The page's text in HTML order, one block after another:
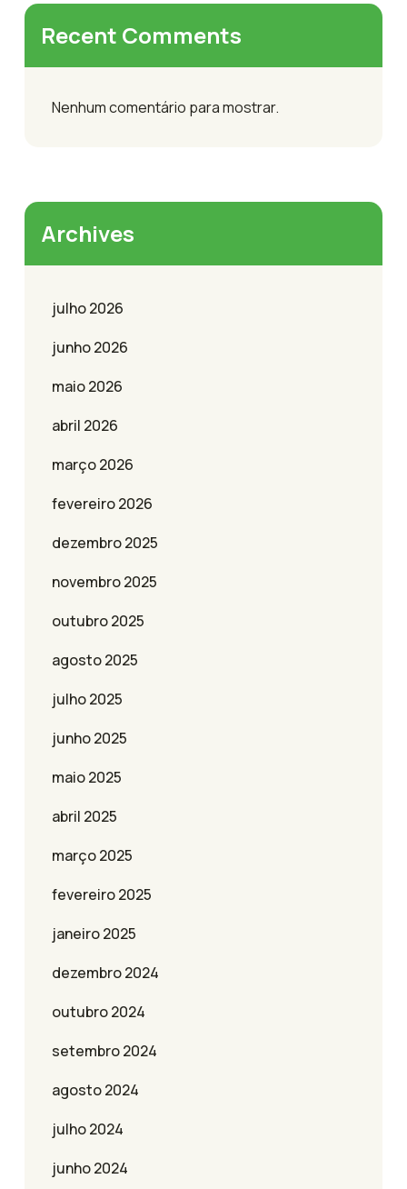
Recent Comments
Nenhum comentário para mostrar.
Archives
julho 2026
junho 2026
maio 2026
abril 2026
março 2026
fevereiro 2026
dezembro 2025
novembro 2025
outubro 2025
agosto 2025
julho 2025
junho 2025
maio 2025
abril 2025
março 2025
fevereiro 2025
janeiro 2025
dezembro 2024
outubro 2024
setembro 2024
agosto 2024
julho 2024
junho 2024